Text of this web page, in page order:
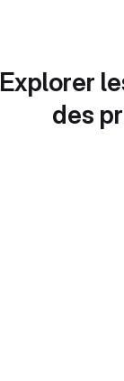
Explorer
des